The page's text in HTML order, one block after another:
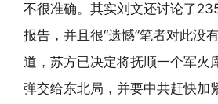
不很准确。其实刘文还讨论了
报告，并且很“遗憾”笔者对此没
道，苏方已决定将抚顺一个军火
弹交给东北局，并要中共赶快加